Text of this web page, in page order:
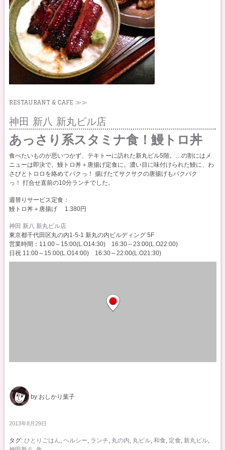
RESTAURANT & CAFE ≫≫
神田 新八 新丸ビル店
あっさり系スタミナ食！鰻トロ丼
食べたいものが思いつかず、テキトーに訪れた新丸ビル5階。…の割にはメ
ニューは即決で、鰻トロ丼＋唐揚げ定食に。濃い目に味付けられた鰻に、わ
さびとトロロを絡めてバクっ！ 揚げたてサクサクの唐揚げもパクパク
っ！ 打合せ直前の10分ランチでした。
週替りサービス定食：
鰻トロ丼＋唐揚げ 1.380円
神田 新八 新丸ビル店
東京都千代田区丸の内1-5-1 新丸の内ビルディング 5F
営業時間：11:00～15:00(L.O14:30) 16:30～23:00(L.O22:00)
日祝 11:00～15:00(L.O14:00) 16:30～22:00(L.O21:30)
by おしかり葉子
2013年8月29日
タグ: ひとりごはん ヘルシー ランチ 丸の内 丸ビル, 和食 定食 新丸ビル,